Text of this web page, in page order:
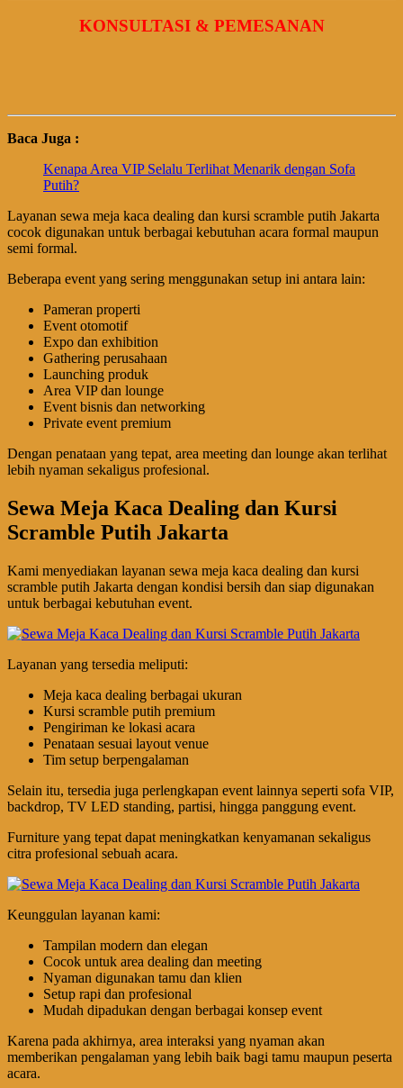
KONSULTASI & PEMESANAN
Baca Juga :
Kenapa Area VIP Selalu Terlihat Menarik dengan Sofa
Putih?
Layanan sewa meja kaca dealing dan kursi scramble putih Jakarta
cocok digunakan untuk berbagai kebutuhan acara formal maupun
semi formal.
Beberapa event yang sering menggunakan setup ini antara lain:
Pameran properti
Event otomotif
Expo dan exhibition
Gathering perusahaan
Launching produk
Area VIP dan lounge
Event bisnis dan networking
Private event premium
Dengan penataan yang tepat, area meeting dan lounge akan terlihat
lebih nyaman sekaligus profesional.
Sewa Meja Kaca Dealing dan Kursi
Scramble Putih Jakarta
Kami menyediakan layanan sewa meja kaca dealing dan kursi
scramble putih Jakarta dengan kondisi bersih dan siap digunakan
untuk berbagai kebutuhan event.
Layanan yang tersedia meliputi:
Meja kaca dealing berbagai ukuran
Kursi scramble putih premium
Pengiriman ke lokasi acara
Penataan sesuai layout venue
Tim setup berpengalaman
Selain itu, tersedia juga perlengkapan event lainnya seperti sofa VIP,
backdrop, TV LED standing, partisi, hingga panggung event.
Furniture yang tepat dapat meningkatkan kenyamanan sekaligus
citra profesional sebuah acara.
Keunggulan layanan kami:
Tampilan modern dan elegan
Cocok untuk area dealing dan meeting
Nyaman digunakan tamu dan klien
Setup rapi dan profesional
Mudah dipadukan dengan berbagai konsep event
Karena pada akhirnya, area interaksi yang nyaman akan
memberikan pengalaman yang lebih baik bagi tamu maupun peserta
acara.